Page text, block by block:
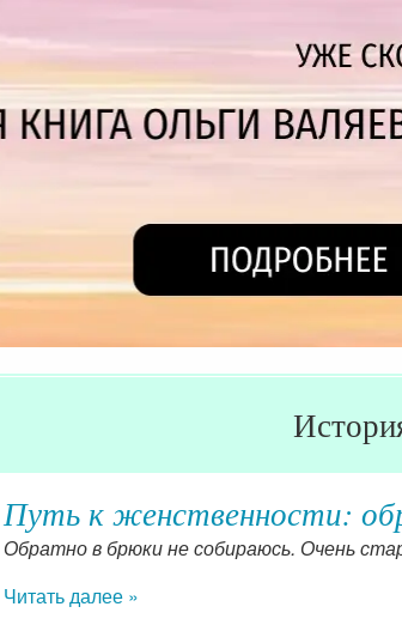
Путь к женственности:
Обратно в брюки не собираюсь. Очень
Читать далее »